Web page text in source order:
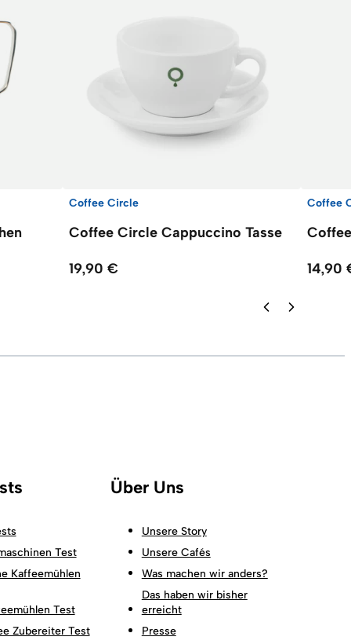
Coffee Circle
Coffee Circle Cappuccino Tasse
19,90 €
Coffee
14,90
Test
Kaffeemühlen
Test
Zubereiter Test
Über Uns
Unsere Story
Unsere Cafés
Was machen wir anders?
Das haben wir bisher
erreicht
Presse